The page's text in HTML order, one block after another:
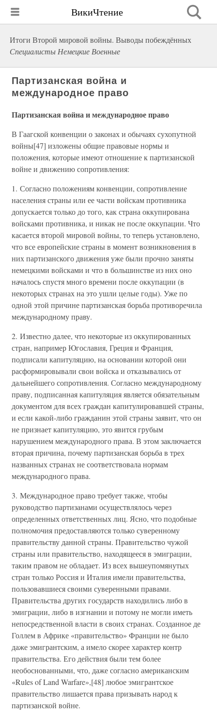
ВикиЧтение
Итоги Второй мировой войны. Выводы побеждённых
Специалисты Немецкие Военные
Партизанская война и
международное право
Партизанская война и международное право
В Гаагской конвенции о законах и обычаях сухопутной
войны[47] изложены общие правовые нормы и
положения, которые имеют отношение к партизанской
войне и движению сопротивления:
1. Согласно положениям конвенции, сопротивление
населения страны или ее части войскам противника
допускается только до того, как страна оккупирована
войсками противника, и никак не после оккупации. Что
касается второй мировой войны, то теперь установлено,
что все европейские страны в момент возникновения в
них партизанского движения уже были прочно заняты
немецкими войсками и что в большинстве из них оно
началось спустя много времени после оккупации (в
некоторых странах на это ушли целые годы). Уже по
одной этой причине партизанская борьба противоречила
международному праву.
2. Известно далее, что некоторые из оккупированных
стран, например Югославия, Греция и Франция,
подписали капитуляцию, на основании которой они
расформировывали свои войска и отказывались от
дальнейшего сопротивления. Согласно международному
праву, подписанная капитуляция является обязательным
документом для всех граждан капитулировавшей страны,
и если какой-либо гражданин этой страны заявит, что он
не признает капитуляцию, это явится грубым
нарушением международного права. В этом заключается
вторая причина, почему партизанская борьба в трех
названных странах не соответствовала нормам
международного права.
3. Международное право требует также, чтобы
руководство партизанами осуществлялось через
определенных ответственных лиц. Ясно, что подобные
полномочия предоставляются только суверенному
правительству данной страны. Правительство чужой
страны или правительство, находящееся в эмиграции,
таким правом не обладает. Из всех вышеупомянутых
стран только Россия и Италия имели правительства,
пользовавшиеся своими суверенными правами.
Правительства других государств находились либо в
эмиграции, либо в изгнании и потому не могли иметь
непосредственной власти в своих странах. Созданное де
Голлем в Африке «правительство» Франции не было
даже эмигрантским, а имело скорее характер контр
правительства. Его действия были тем более
необоснованными, что, даже согласно американским
«Rules of Land Warfare»,[48] любое эмигрантское
правительство лишается права призывать народ к
партизанской войне.